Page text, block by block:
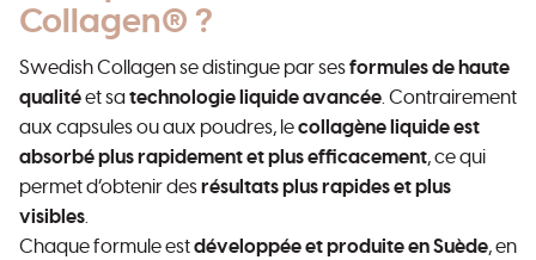
Collagen® ?
Swedish Collagen se distingue par sesformules de haute
qualitéet satechnologie liquide avancée . Contrairement
aux capsules ou aux poudres, lecollagène liquide est
absorbé plus rapidement et plus efficacement, ce qui
permet d’obtenir desrésultats plus rapides et plus
visibles
Chaque formule estdéveloppée et produite en Suède, en